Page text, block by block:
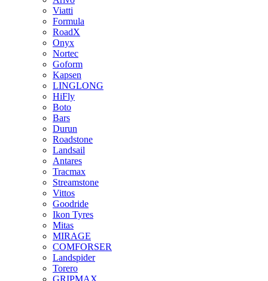
Viatti
Formula
RoadX
Onyx
Nortec
Goform
Kapsen
LINGLONG
HiFly
Boto
Bars
Durun
Roadstone
Landsail
Antares
Tracmax
Streamstone
Vittos
Goodride
Ikon Tyres
Mitas
MIRAGE
COMFORSER
Landspider
Torero
GRIPMAX